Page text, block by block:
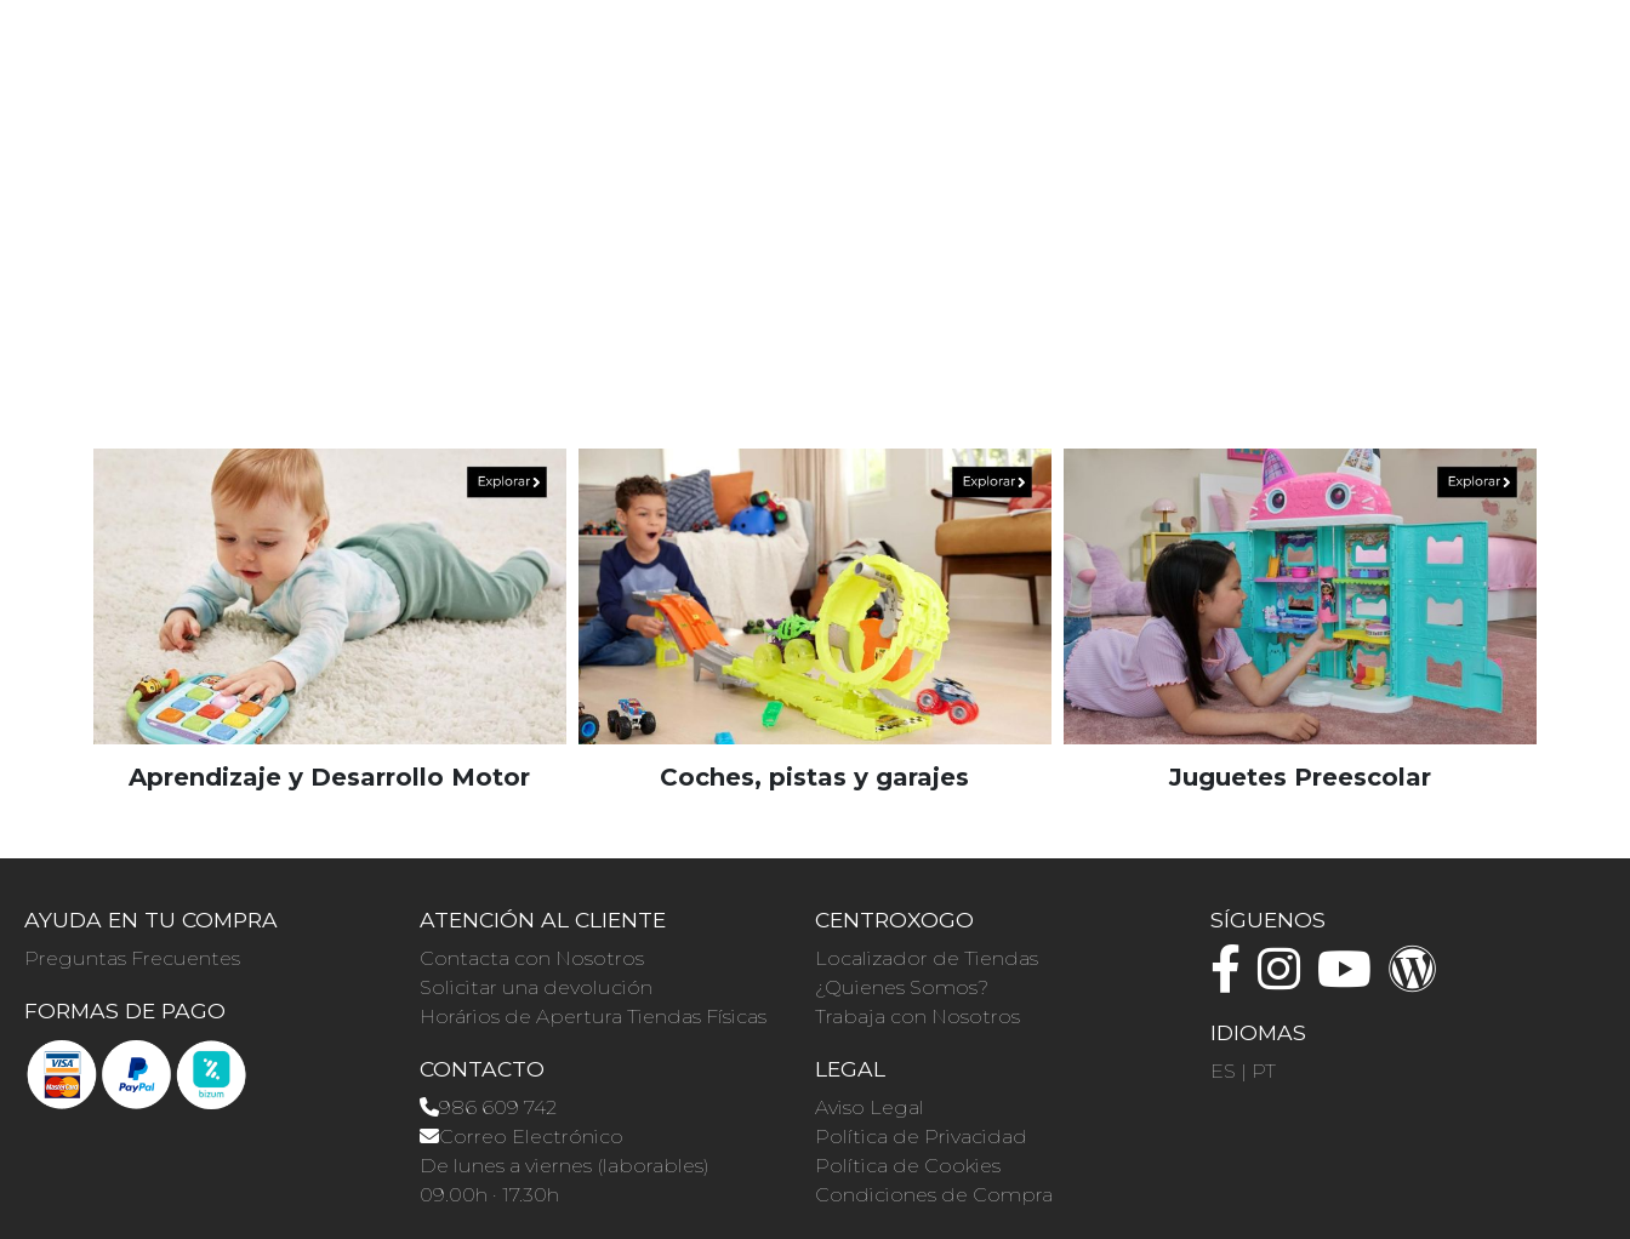
Aprendizaje y Desarrollo Motor Coches, pistas y garajes Juguetes Preescolar
AYUDA EN TU COMPRA
Preguntas Frecuentes
FORMAS DE PAGO
ATENCIÓN AL CLIENTE
Contacta con Nosotros
Solicitar una devolución
Horários de Apertura Tiendas Físicas
CONTACTO
986 609 742
Correo Electrónico
De lunes a viernes (laborables)
09.00h · 17.30h
CENTROXOGO
Localizador de Tiendas
¿Quienes Somos?
Trabaja con Nosotros
LEGAL
Aviso Legal
Política de Privacidad
Política de Cookies
Condiciones de Compra
SÍGUENOS
IDIOMAS
ES | PT